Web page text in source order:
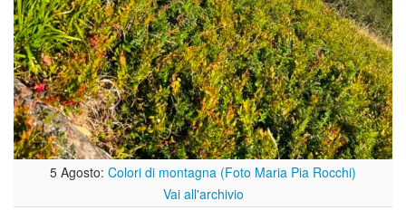
5 Agosto: Colori di montagna (Foto Maria Pia Rocchi)
Vai all'archivio